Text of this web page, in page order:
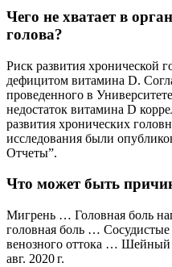
Чего не хватает в
голова?
Риск развития хронической
дефицитом витамина D.
проведенного в
недостаток витамина D
развития хронических
исследования были
Отчеты”.
Что может быть
Мигрень … Головная боль
головная боль …
венозного оттока …
авг. 2020 г.